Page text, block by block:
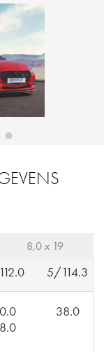
8,0 x 19
5/114.3
38.0